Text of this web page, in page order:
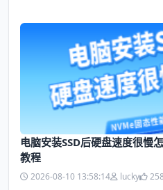
电脑安装SSD后硬盘速度很慢
教程
2026-08-10 13:58:14 lucky